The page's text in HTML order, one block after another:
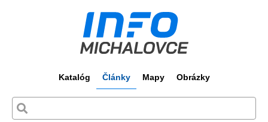
Katalóg Články Mapy Obrázky